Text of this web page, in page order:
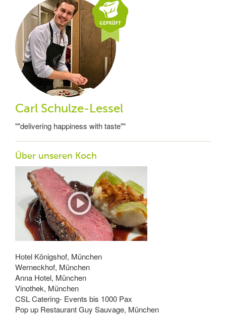
Carl Schulze-Lessel
""delivering happiness with taste""
Über unseren Koch
Hotel Königshof, München
Werneckhof, München
Anna Hotel, München
Vinothek, München
CSL Catering- Events bis 1000 Pax
Pop up Restaurant Guy Sauvage, München